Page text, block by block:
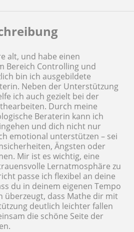
alt, und habe einen
Bereich Controlling und
bin ich ausgebildete
Neben der Unterstützung
ich auch gezielt bei der
Durch meine
Beraterin kann ich
und dich nicht nur
emotional unterstützen – sei
Ängsten oder
Mir ist es wichtig, eine
Lernatmosphäre zu
passe ich flexibel an deine
du in deinem eigenen Tempo
überzeugt, dass Mathe dir mit
deutlich leichter fallen
die schöne Seite der